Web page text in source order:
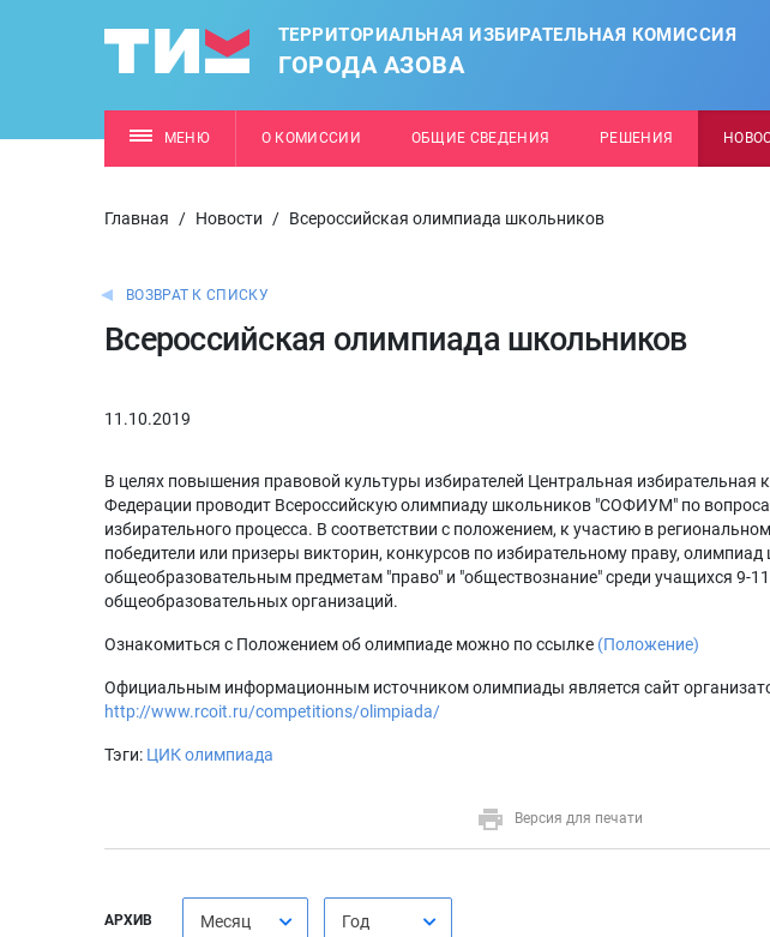
ТЕРРИТОРИАЛЬНАЯ ИЗБИРАТЕЛЬНАЯ КОМИССИЯ
ГОРОДА АЗОВА
МЕНЮ О КОМИССИИ ОБЩИЕ СВЕДЕНИЯ РЕШЕНИЯ
Главная / Новости / Всероссийская олимпиада школьников
ВОЗВРАТ К СПИСКУ
Всероссийская олимпиада школьников
11.10.2019
В целях повышения правовой культуры избирателей Центральная избирательная
Федерации проводит Всероссийскую олимпиаду школьников "СОФИУМ" по
избирательного процесса. В соответствии с положением, к участию в
победители или призеры викторин, конкурсов по избирательному праву,
общеобразовательным предметам "право" и "обществознание" среди учащихся 9-
общеобразовательных организаций.
Ознакомиться с Положением об олимпиаде можно по ссылке (Положение)
Официальным информационным источником олимпиады является сайт
http://www.rcoit.ru/competitions/olimpiada/
Тэги: ЦИКолимпиада
Версия для печати
АРХИВ Месяц Год